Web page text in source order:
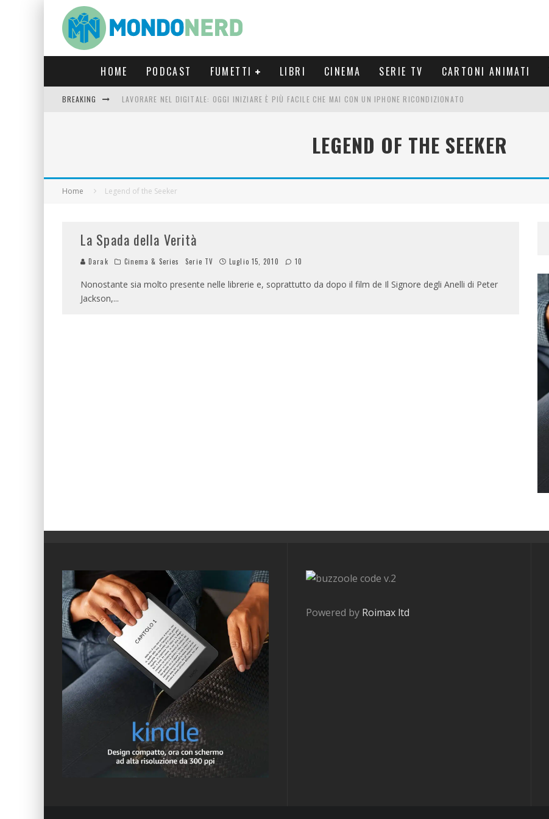
HOME PODCAST FUMETTI LIBRI CINEMA SERIE TV CARTONI ANIMATI
BREAKING LAVORARE NEL DIGITALE: OGGI INIZIARE È PIÙ FACILE CHE MAI CON UN IPHONE RICONDIZIONATO
LEGEND OF THE SEEKER
Home Legend of the Seeker
La Spada della Verità
Darak Cinema & Series Serie TV Luglio 15, 2010 10
Nonostante sia molto presente nelle librerie e, soprattutto da dopo il film de Il Signore degli Anelli di Peter
Jackson,...
v.2
Powered by Roimax ltd